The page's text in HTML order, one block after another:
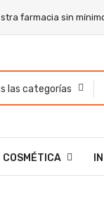
farmacia sin
COSMÉTICA